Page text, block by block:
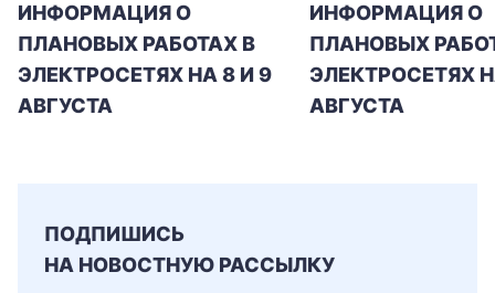
ИНФОРМАЦИЯ О
ПЛАНОВЫХ РАБОТАХ В
ЭЛЕКТРОСЕТЯХ НА 8 И 9
АВГУСТА
ИНФОРМАЦИЯ О
ПЛАНОВЫХ
ЭЛЕКТРОСЕТЯХ
АВГУСТА
ПОДПИШИСЬ
НА НОВОСТНУЮ РАССЫЛКУ